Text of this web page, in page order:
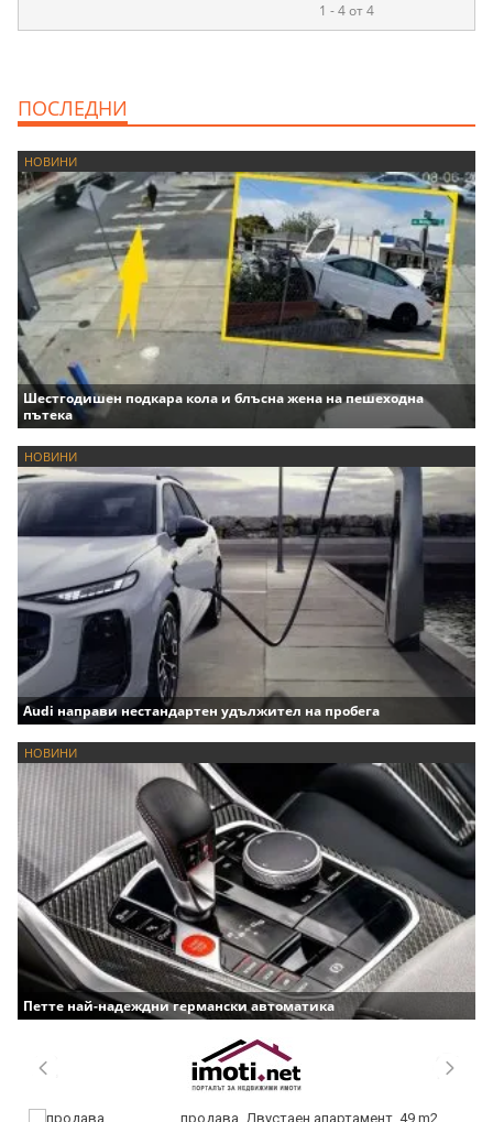
1 - 4 от 4
ПОСЛЕДНИ
НОВИНИ
Шестгодишен подкара кола и блъсна жена на пешеходна
пътека
НОВИНИ
Audi направи нестандартен удължител на пробега
НОВИНИ
Петте най-надеждни германски автоматика
продава, Двустаен апартамент, 49 m2